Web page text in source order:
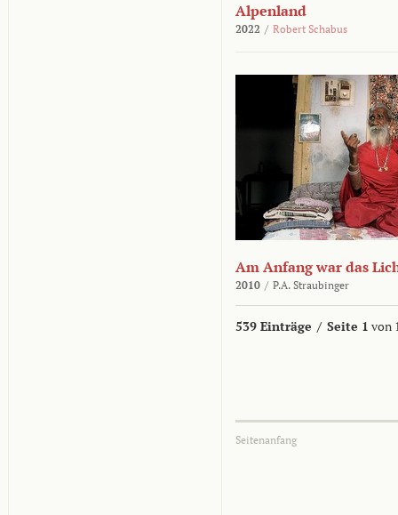
Alpenland
2022 / Robert Schabus
Am Anfang war das
2010 / P.A. Straubinger
539 Einträge / Seite 1 von
Seitenanfang